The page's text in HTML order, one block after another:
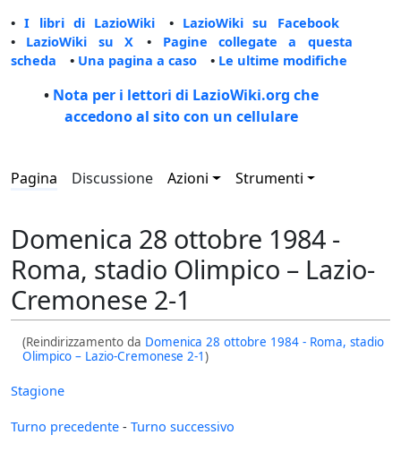
•I libri di LazioWiki • LazioWiki su Facebook
• LazioWiki su X • Pagine collegate a questa
scheda • Una pagina a caso • Le ultime modifiche
• Nota per i lettori di LazioWiki.org che
accedono al sito con un cellulare
Pagina Discussione Azioni Strumenti
Domenica 28 ottobre 1984 -
Roma, stadio Olimpico – Lazio-
Cremonese 2-1
(Reindirizzamento da Domenica 28 ottobre 1984 - Roma, stadio
Olimpico – Lazio-Cremonese 2-1)
Stagione
Turno precedente - Turno successivo